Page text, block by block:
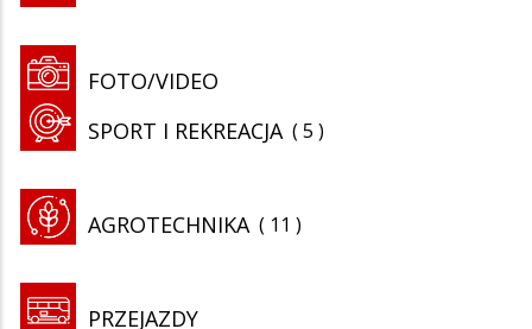
FOTO/VIDEO
SPORT I REKREACJA
5
AGROTECHNIKA 11
PRZEJAZDY